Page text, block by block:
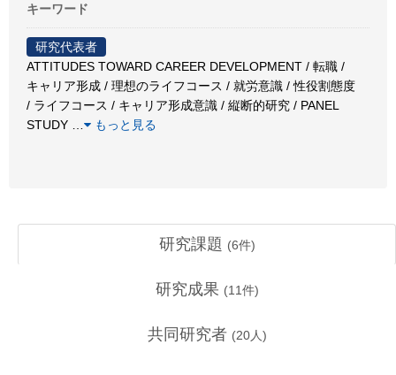
キーワード
研究代表者
ATTITUDES TOWARD CAREER DEVELOPMENT / 転職 /
キャリア形成 / 理想のライフコース / 就労意識 / 性役割態度
/ ライフコース / キャリア形成意識 / 縦断的研究 / PANEL
STUDY
もっと見る
研究課題 (6件)
研究成果 (11件)
共同研究者 (20人)